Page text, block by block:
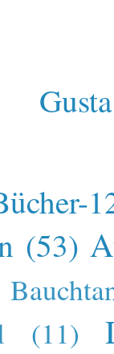
(53)
(11)